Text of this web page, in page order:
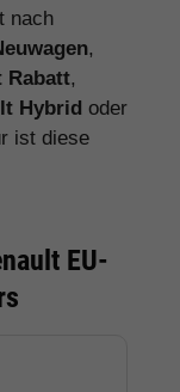
nach
,
Rabatt,
Hybrid oder
ist diese
EU-